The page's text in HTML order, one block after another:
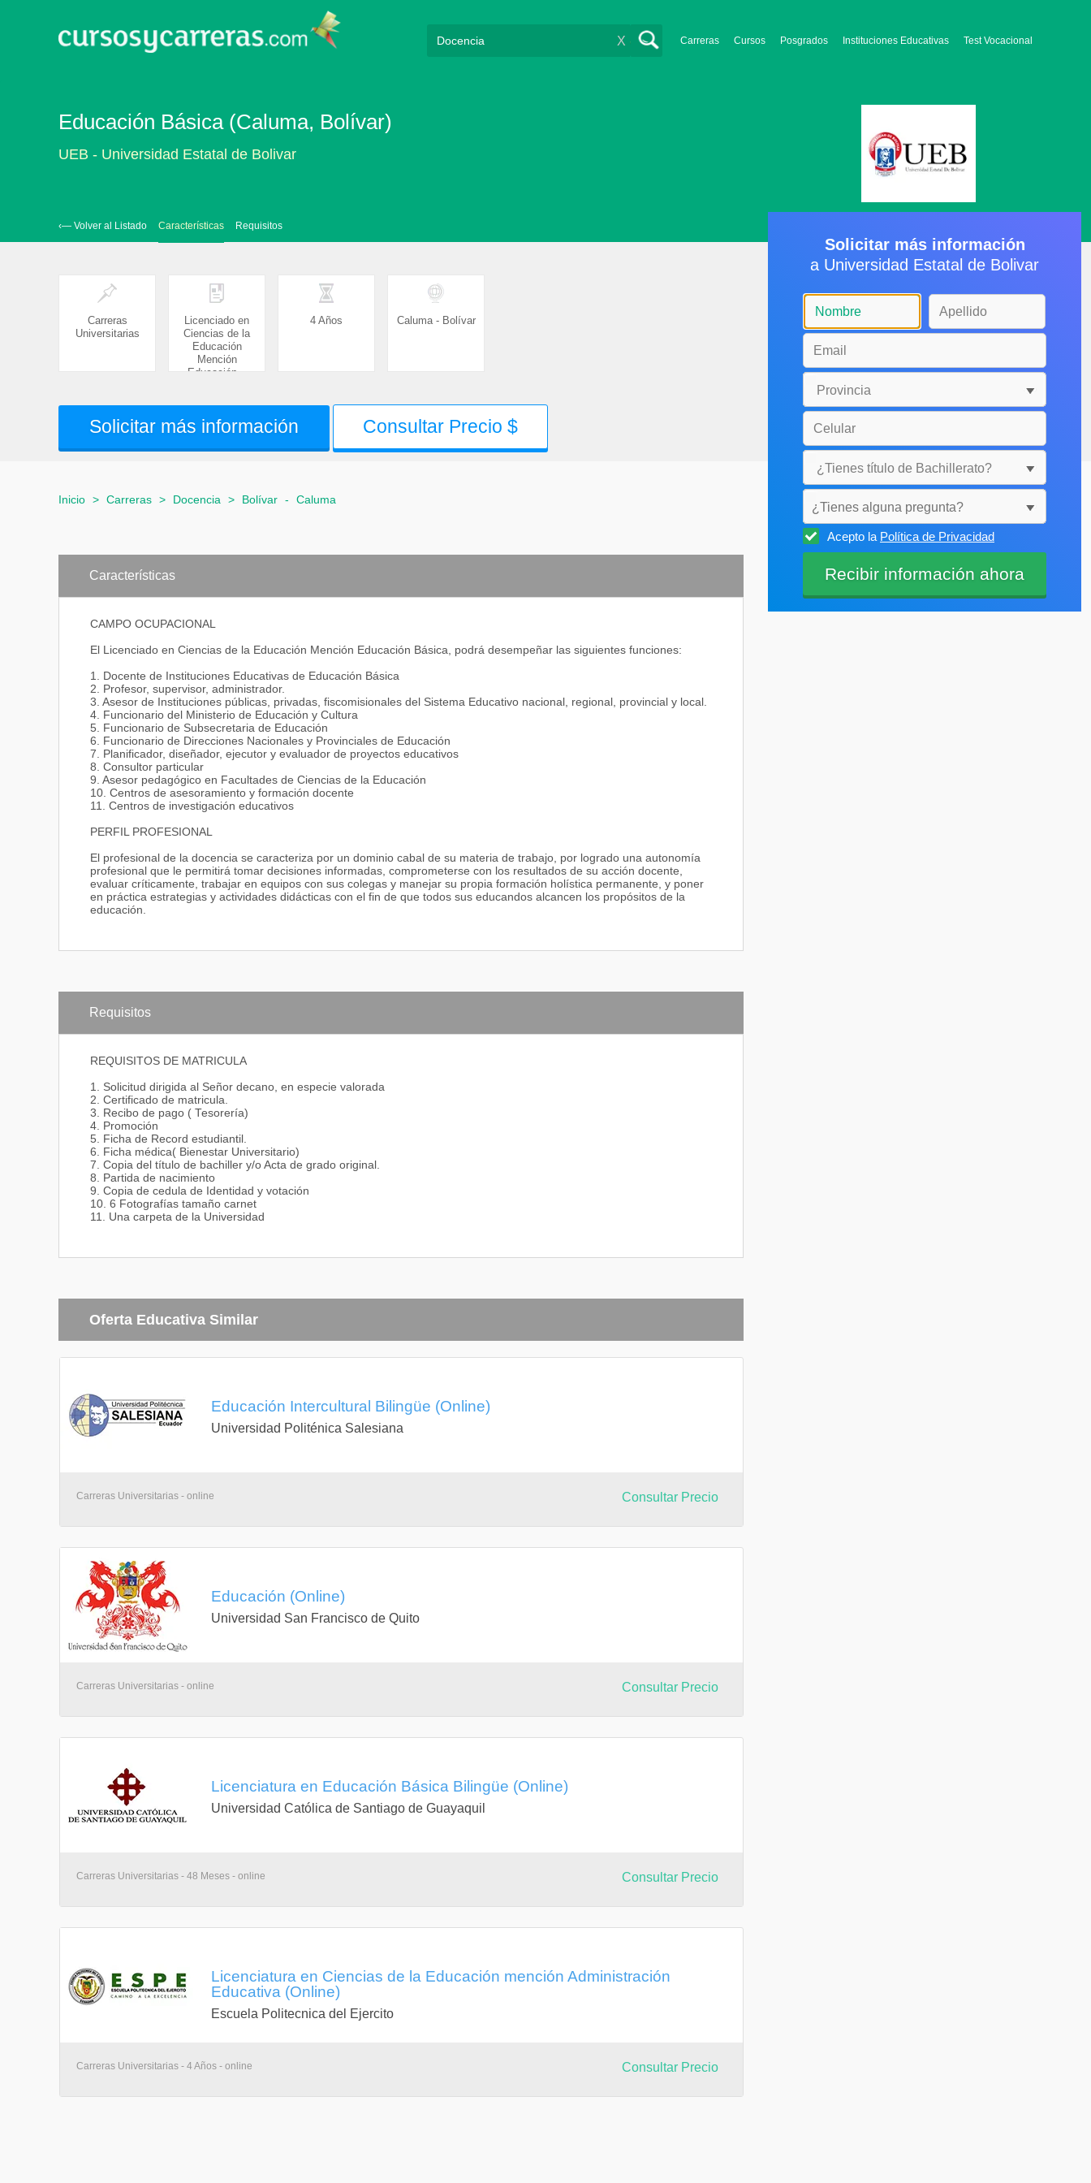
Carreras Cursos Posgrados Instituciones Educativas Test Vocacional
X
Educación Básica (Caluma, Bolívar)
UEB - Universidad Estatal de Bolivar
‹— Volver al Listado Características Requisitos
Carreras
Universitarias
Licenciado en
Ciencias de la
Educación
Mención
Educación...
4 Años Caluma - Bolívar
Solicitar más información Consultar Precio $
Inicio > Carreras > Docencia > Bolívar - Caluma
Características
CAMPO OCUPACIONAL
El Licenciado en Ciencias de la Educación Mención Educación Básica, podrá desempeñar las siguientes funciones:
1. Docente de Instituciones Educativas de Educación Básica
2. Profesor, supervisor, administrador.
3. Asesor de Instituciones públicas, privadas, fiscomisionales del Sistema Educativo nacional, regional, provincial y local.
4. Funcionario del Ministerio de Educación y Cultura
5. Funcionario de Subsecretaria de Educación
6. Funcionario de Direcciones Nacionales y Provinciales de Educación
7. Planificador, diseñador, ejecutor y evaluador de proyectos educativos
8. Consultor particular
9. Asesor pedagógico en Facultades de Ciencias de la Educación
10. Centros de asesoramiento y formación docente
11. Centros de investigación educativos
PERFIL PROFESIONAL
El profesional de la docencia se caracteriza por un dominio cabal de su materia de trabajo, por logrado una autonomía
profesional que le permitirá tomar decisiones informadas, comprometerse con los resultados de su acción docente,
evaluar críticamente, trabajar en equipos con sus colegas y manejar su propia formación holística permanente, y poner
en práctica estrategias y actividades didácticas con el fin de que todos sus educandos alcancen los propósitos de la
educación.
Requisitos
REQUISITOS DE MATRICULA
1. Solicitud dirigida al Señor decano, en especie valorada
2. Certificado de matricula.
3. Recibo de pago ( Tesorería)
4. Promoción
5. Ficha de Record estudiantil.
6. Ficha médica( Bienestar Universitario)
7. Copia del título de bachiller y/o Acta de grado original.
8. Partida de nacimiento
9. Copia de cedula de Identidad y votación
10. 6 Fotografías tamaño carnet
11. Una carpeta de la Universidad
Oferta Educativa Similar
Educación Intercultural Bilingüe (Online)
Universidad Politénica Salesiana
Carreras Universitarias - online Consultar Precio
Educación (Online)
Universidad San Francisco de Quito
Carreras Universitarias - online Consultar Precio
Licenciatura en Educación Básica Bilingüe (Online)
Universidad Católica de Santiago de Guayaquil
Carreras Universitarias - 48 Meses - online Consultar Precio
Licenciatura en Ciencias de la Educación mención Administración
Educativa (Online)
Escuela Politecnica del Ejercito
Carreras Universitarias - 4 Años - online Consultar Precio
Solicitar más información
a Universidad Estatal de Bolivar
¿Tienes alguna pregunta?
Selecciónala
Acepto la Política de Privacidad